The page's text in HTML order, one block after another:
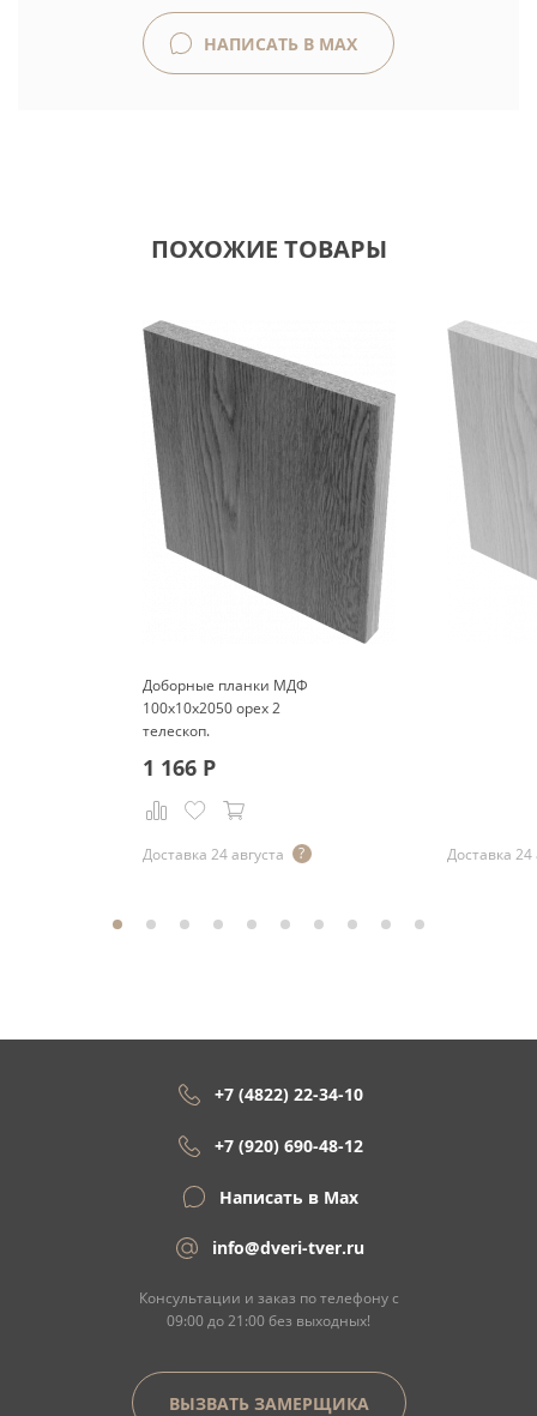
НАПИСАТЬ В MAX
ПОХОЖИЕ ТОВАРЫ
Доборные планки МДФ
100x10x2050 орех 2
телескоп.
1 166Р
Доставка 24 августа Доставка 24
+7 (4822) 22-34-10
+7 (920) 690-48-12
Написать в Max
info@dveri-tver.ru
Консультации и заказ по телефону с
09:00 до 21:00 без выходных!
ВЫЗВАТЬ ЗАМЕРЩИКА